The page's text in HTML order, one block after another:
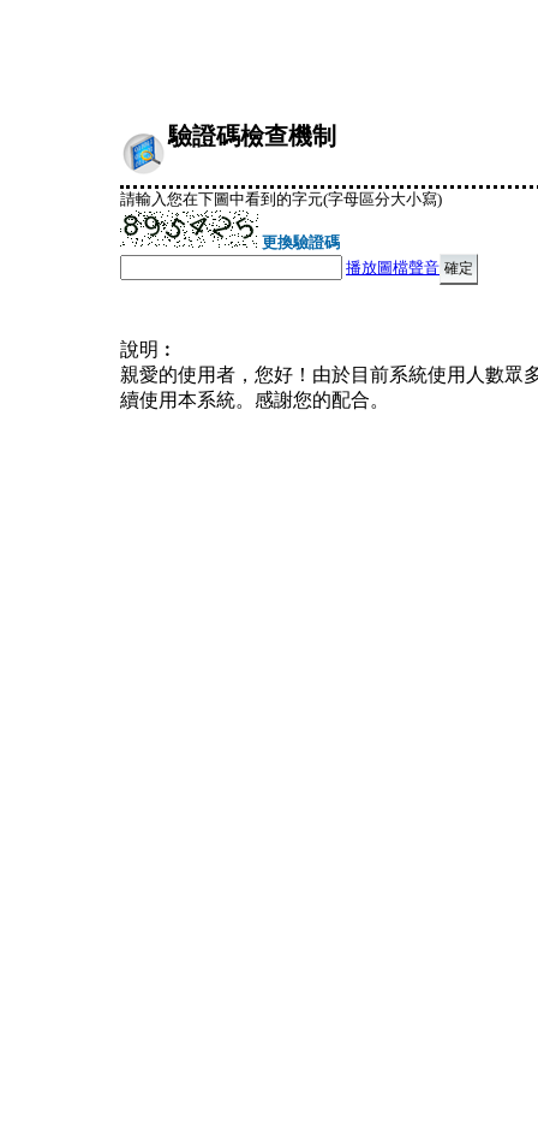
驗證碼檢查機制
請輸入您在下圖中看到的字元(字母區分大小寫)
更換驗證碼
播放圖檔聲音
說明︰
親愛的使用者，您好！由於目前系統使用人數眾
續使用本系統。感謝您的配合。